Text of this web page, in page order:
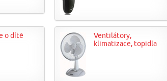
o dítě
Ventilátory,
klimatizace, topidla